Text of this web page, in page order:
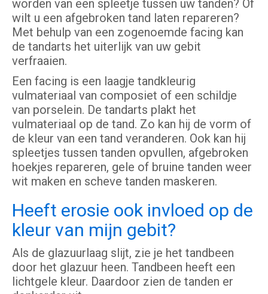
worden van een spleetje tussen uw tanden? Of
wilt u een afgebroken tand laten repareren?
Met behulp van een zogenoemde facing kan
de tandarts het uiterlijk van uw gebit
verfraaien.
Een facing is een laagje tandkleurig
vulmateriaal van composiet of een schildje
van porselein. De tandarts plakt het
vulmateriaal op de tand. Zo kan hij de vorm of
de kleur van een tand veranderen. Ook kan hij
spleetjes tussen tanden opvullen, afgebroken
hoekjes repareren, gele of bruine tanden weer
wit maken en scheve tanden maskeren.
Heeft erosie ook invloed op de
kleur van mijn gebit?
Als de glazuurlaag slijt, zie je het tandbeen
door het glazuur heen. Tandbeen heeft een
lichtgele kleur. Daardoor zien de tanden er